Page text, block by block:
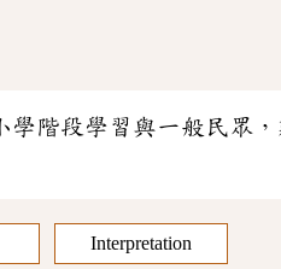
學階段學習與一般民眾
Interpretation